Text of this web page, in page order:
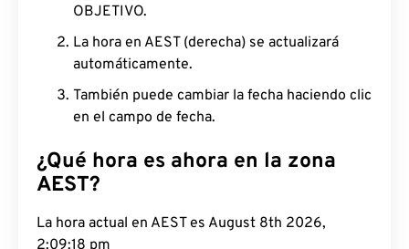
OBJETIVO.
La hora en AEST (derecha) se actualizará
automáticamente.
También puede cambiar la fecha haciendo clic
en el campo de fecha.
¿Qué hora es ahora en la zona
AEST?
La hora actual en AEST es August 8th 2026,
2:09:19 pm